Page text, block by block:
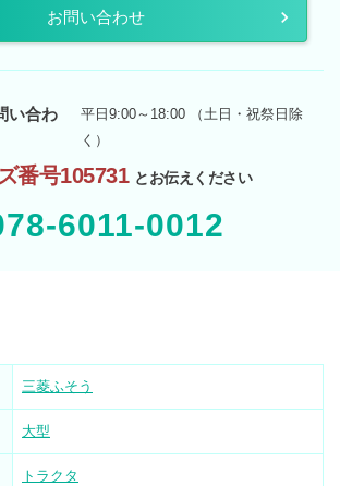
お問い合わせ
い合わ
平日9:00～18:00 （土日・祝祭日除
く）
番号105731 とお伝えください
6011-0012
三菱ふそう
大型
トラクタ